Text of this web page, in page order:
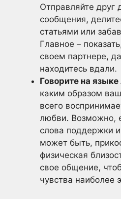
Отправляйте друг
сообщения,
статьями или
Главное –
своем партнере,
находитесь вдали.
Говорите на
каким образом
всего
любви. Возможно,
слова поддержки
может быть,
физическая
свое общение,
чувства наиболее